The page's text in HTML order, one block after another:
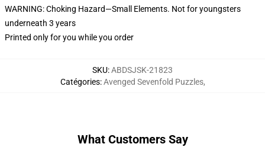
WARNING: Choking Hazard—Small Elements. Not for youngsters
underneath 3 years
Printed only for you while you order
SKU:ABDSJSK-21823
Catégories:Avenged Sevenfold Puzzles,
What Customers Say